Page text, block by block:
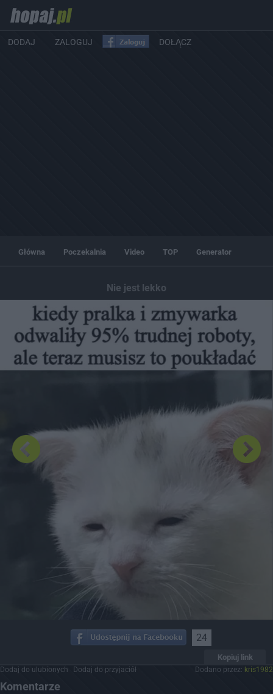
DODAJ ZALOGUJ DOŁĄCZ
Główna Poczekalnia Video TOP Generator
Nie jest lekko
24
Kopiuj link
Dodaj do ulubionych Dodaj do przyjaciół Dodano przez: kris1982
Komentarze